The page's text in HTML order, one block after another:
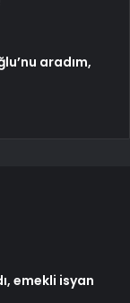
aradım,
emekli isyan